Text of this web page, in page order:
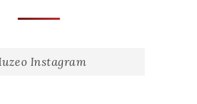
Instagram